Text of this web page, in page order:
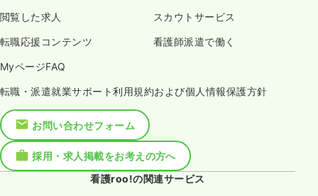
閲覧した求人 スカウトサービス
転職応援コンテンツ 看護師派遣で働く
MyページFAQ
転職・派遣就業サポート利用規約および個人情報保護方針
お問い合わせフォーム
採用・求人掲載をお考えの方へ
看護roo!の関連サービス